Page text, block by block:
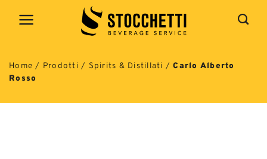
Home / Prodotti / Spirits & Distillati /Carlo Alberto
Rosso